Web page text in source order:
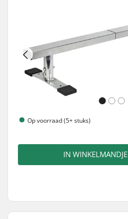
Op voorraad (5+ stuks)
IN WINKELMANDJE